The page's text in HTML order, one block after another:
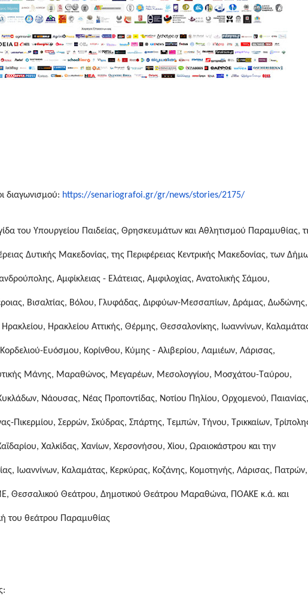
διαγωνισμού: https://senariografoi.gr/gr/news/stories/2175/
του Υπουργείου Παιδείας, Θρησκευμάτων και Αθλητισμού Παραμυθίας,
Δυτικής Μακεδονίας, της Περιφέρειας Κεντρικής Μακεδονίας, των
Αμφίκλειας - Ελάτειας, Αμφιλοχίας, Ανατολικής Σάμου,
Βισαλτίας, Βόλου, Γλυφάδας, Διρφύων-Μεσσαπίων, Δράμας, Δωδώνης,
Ηρακλείου Αττικής, Θέρμης, Θεσσαλονίκης, Ιωαννίνων,
Ευόσμου, Κορίνθου, Κύμης - Αλιβερίου, Λαμιέων, Λάρισας,
Μάνης, Μαραθώνος, Μεγαρέων, Μεσολογγίου, Μοσχάτου-Ταύρου,
Νάουσας, Νέας Προποντίδας, Νοτίου Πηλίου, Ορχομενού, Παιανίας,
Πικερμίου, Σερρών, Σκύδρας, Σπάρτης, Τεμπών, Τήνου, Τρικκαίων,
Χαλκίδας, Χανίων, Χερσονήσου, Χίου, Ωραιοκάστρου και την
Ιωαννίνων, Καλαμάτας, Κερκύρας, Κοζάνης, Κομοτηνής, Λάρισας, Πατρών,
Θεσσαλικού Θεάτρου, Δημοτικού Θεάτρου Μαραθώνα, ΠΟΑΚΕ κ.ά. και
του θεάτρου Παραμυθίας